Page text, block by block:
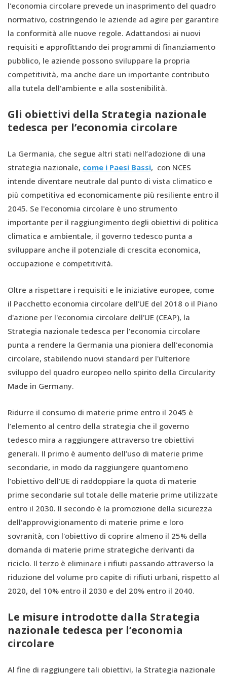
l'economia circolare prevede un inasprimento del quadro
normativo, costringendo le aziende ad agire per garantire
la conformità alle nuove regole. Adattandosi ai nuovi
requisiti e approfittando dei programmi di finanziamento
pubblico, le aziende possono sviluppare la propria
competitività, ma anche dare un importante contributo
alla tutela dell'ambiente e alla sostenibilità.
Gli obiettivi della Strategia nazionale
tedesca per l’economia circolare
La Germania, che segue altri stati nell’adozione di una
strategia nazionale, come i Paesi Bassi, con NCES
intende diventare neutrale dal punto di vista climatico e
più competitiva ed economicamente più resiliente entro il
2045. Se l'economia circolare è uno strumento
importante per il raggiungimento degli obiettivi di politica
climatica e ambientale, il governo tedesco punta a
sviluppare anche il potenziale di crescita economica,
occupazione e competitività.
Oltre a rispettare i requisiti e le iniziative europee, come
il Pacchetto economia circolare dell'UE del 2018 o il Piano
d'azione per l'economia circolare dell'UE (CEAP), la
Strategia nazionale tedesca per l'economia circolare
punta a rendere la Germania una pioniera dell'economia
circolare, stabilendo nuovi standard per l'ulteriore
sviluppo del quadro europeo nello spirito della Circularity
Made in Germany.
Ridurre il consumo di materie prime entro il 2045 è
l’elemento al centro della strategia che il governo
tedesco mira a raggiungere attraverso tre obiettivi
generali. Il primo è aumento dell’uso di materie prime
secondarie, in modo da raggiungere quantomeno
l’obiettivo dell'UE di raddoppiare la quota di materie
prime secondarie sul totale delle materie prime utilizzate
entro il 2030. Il secondo è la promozione della sicurezza
dell'approvvigionamento di materie prime e loro
sovranità, con l'obiettivo di coprire almeno il 25% della
domanda di materie prime strategiche derivanti da
riciclo. Il terzo è eliminare i rifiuti passando attraverso la
riduzione del volume pro capite di rifiuti urbani, rispetto al
2020, del 10% entro il 2030 e del 20% entro il 2040.
Le misure introdotte dalla Strategia
nazionale tedesca per l’economia
circolare
Al fine di raggiungere tali obiettivi, la Strategia nazionale